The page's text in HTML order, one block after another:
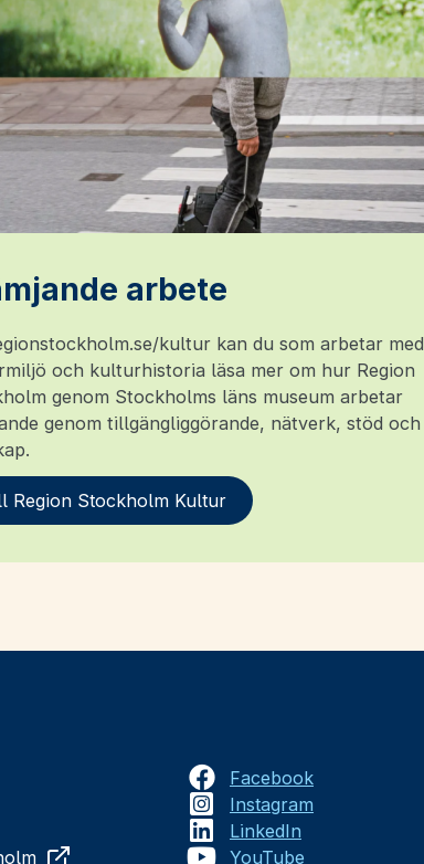
arbete
kultur kan du som arbetar med
och kulturhistoria läsa mer om hur Region
genom Stockholms läns museum arbetar
genom tillgängliggörande, nätverk, stöd och
Region Stockholm Kultur
Facebook
Instagram
LinkedIn
YouTube